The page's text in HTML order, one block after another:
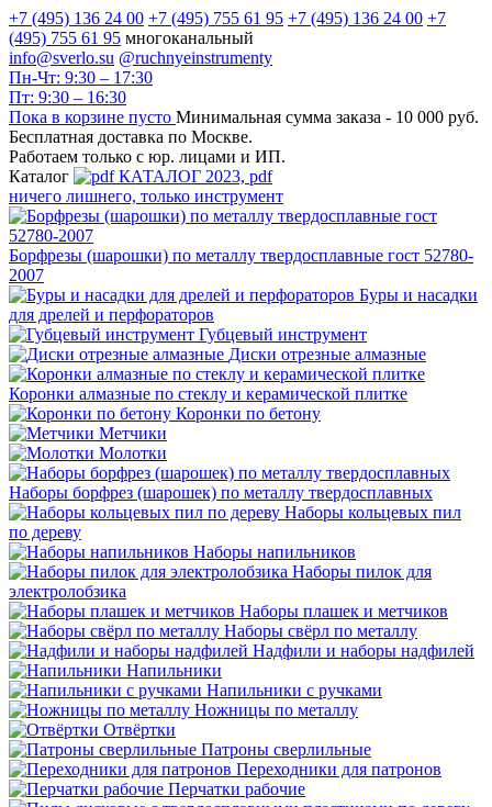
+7 (495) 136 24 00 +7 (495) 755 61 95 +7 (495) 136 24 00 +7
(495) 755 61 95 многоканальный
info@sverlo.su @ruchnyeinstrumenty
Пн-Чт: 9:30 – 17:30
Пт: 9:30 – 16:30
Пока в корзине пусто Минимальная сумма заказа - 10 000 руб.
Бесплатная доставка по Москве.
Работаем только с юр. лицами и ИП.
Каталог
КАТАЛОГ 2023, рdf
ничего лишнего, только инструмент
Борфрезы (шарошки) по металлу твердосплавные гост 52780-
2007
Буры и насадки
для дрелей и перфораторов
Губцевый инструмент
Диски отрезные алмазные
Коронки алмазные по стеклу и керамической плитке
Коронки по бетону
Метчики
Молотки
Наборы борфрез (шарошек) по металлу твердосплавных
Наборы кольцевых пил
по дереву
Наборы напильников
Наборы пилок для
электролобзика
Наборы плашек и метчиков
Наборы свёрл по металлу
Надфили и наборы надфилей
Напильники
Напильники с ручками
Ножницы по металлу
Отвёртки
Патроны сверлильные
Переходники для патронов
Перчатки рабочие